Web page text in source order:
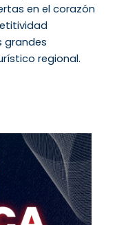
en el corazón
grandes
regional.